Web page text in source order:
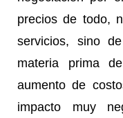
precios de todo,
servicios, sino
materia prima
aumento de
impacto muy